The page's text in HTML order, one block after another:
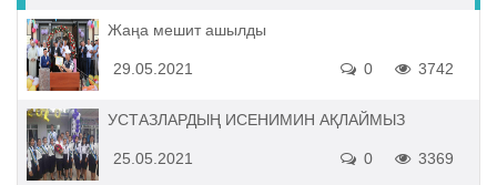
Жаңа мешит ашылды
29.05.2021 3742
0
УСТАЗЛАРДЫҢ ИСЕНИМИН АҚЛАЙМЫЗ
25.05.2021 3369
0